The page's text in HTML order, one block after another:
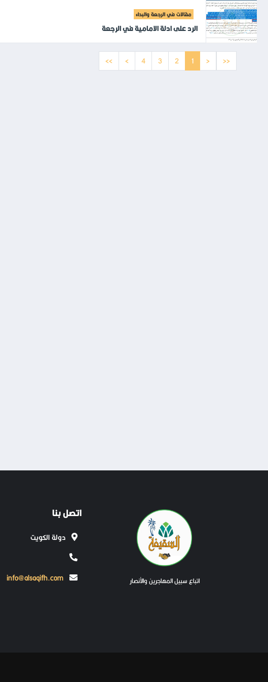
مقالات في الرجعة والبداء
الرد على ادلة الامامية في الرجعة
<<
<
1
2
3
4
>
>>
اتباع سبيل المهاجرين والأنصار
اتصل بنا
دولة الكويت
info@alsaqifh.com